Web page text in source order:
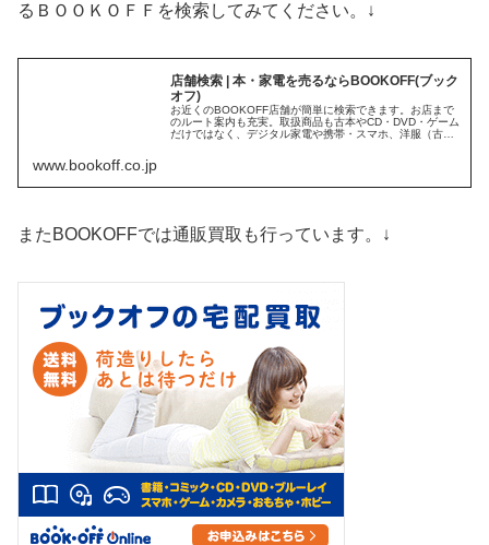
るＢＯＯＫＯＦＦを検索してみてください。↓
店舗検索 | 本・家電を売るならBOOKOFF(ブック
オフ)
お近くのBOOKOFF店舗が簡単に検索できます。お店まで
のルート案内も充実。取扱商品も古本やCD・DVD・ゲーム
だけではなく、デジタル家電や携帯・スマホ、洋服（古
www.bookoff.co.jp
またBOOKOFFでは通販買取も行っています。↓